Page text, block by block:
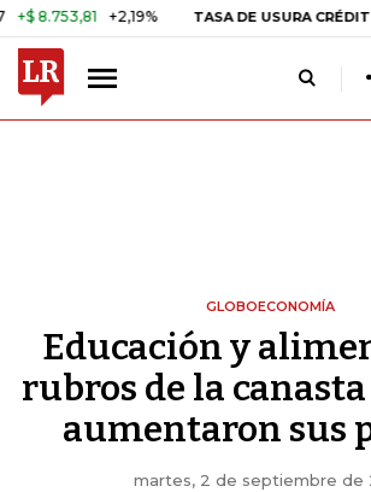
+2,19% TASA DE USURA CRÉDITO
GLOBOECONOMÍA
Educación y
rubros de la
aumentaron sus
martes, 2 de septiembre de